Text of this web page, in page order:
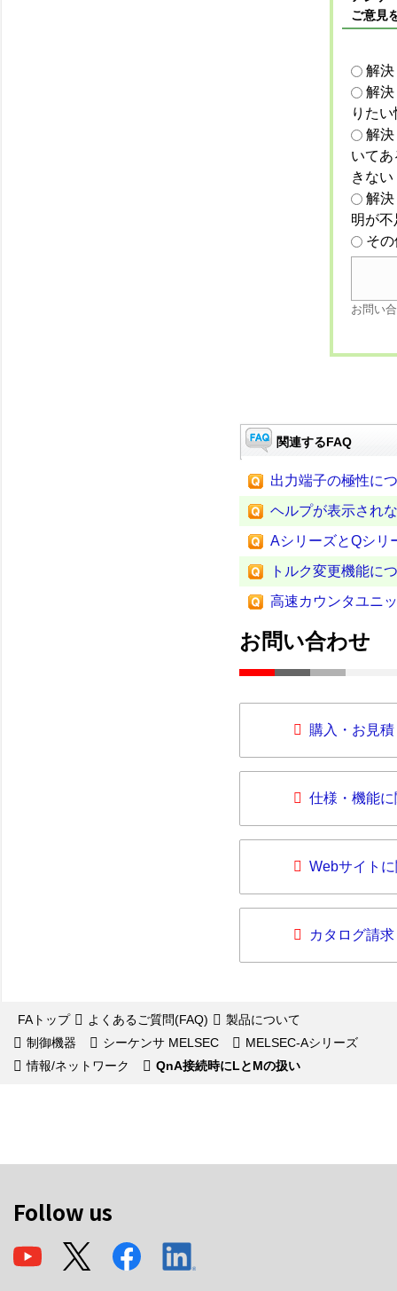
ご意見
解
解
りた
解
いて
きない
解
明が
そ
お問い
関連するFAQ
出力端子の極性に
ヘルプが表示され
AシリーズとQシリ
トルク変更機能に
高速カウンタユニ
お問い合わせ
購入・お見
仕様・機能
Webサイト
カタログ請求
FAトップ よくあるご質問(FAQ)
製品について
制御機器
シーケンサ MELSEC
MELSEC-Aシリーズ
情報/ネットワーク
QnA接続時にLとMの扱い
Follow us